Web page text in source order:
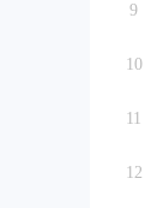
9
10
11
12